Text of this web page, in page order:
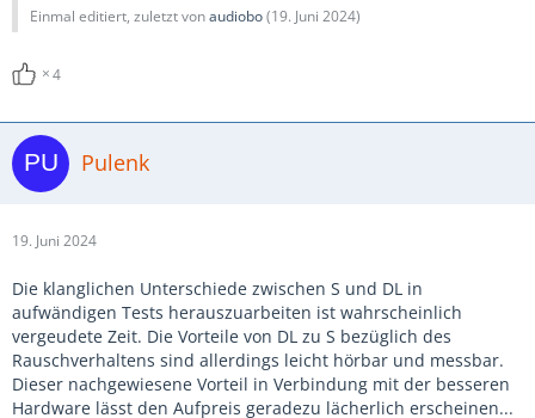
Einmal editiert, zuletzt vonaudiobo(19. Juni 2024)
4
Pulenk
19. Juni 2024
Die klanglichen Unterschiede zwischen S und DL in
aufwändigen Tests herauszuarbeiten ist wahrscheinlich
vergeudete Zeit. Die Vorteile von DL zu S bezüglich des
Rauschverhaltens sind allerdings leicht hörbar und messbar.
Dieser nachgewiesene Vorteil in Verbindung mit der besseren
Hardware lässt den Aufpreis geradezu lächerlich erscheinen...